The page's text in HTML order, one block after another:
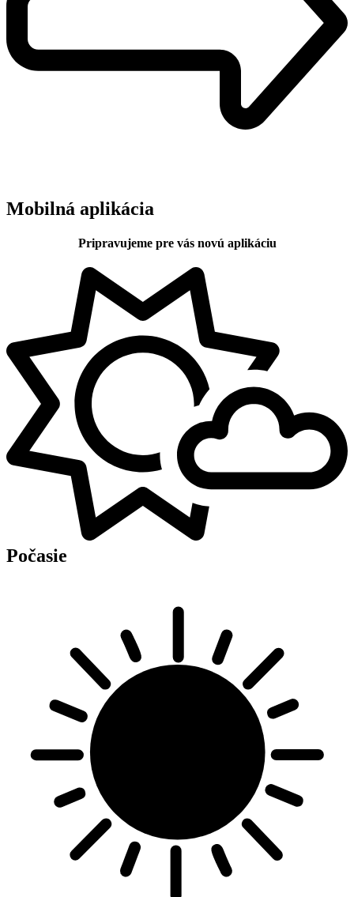
Mobilná aplikácia
Pripravujeme pre vás novú aplikáciu
Počasie